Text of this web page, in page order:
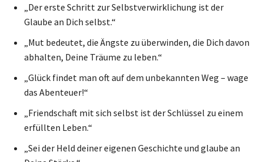
„Der erste Schritt zur Selbstverwirklichung ist der
Glaube an Dich selbst.“
„Mut bedeutet, die Ängste zu überwinden, die Dich davon
abhalten, Deine Träume zu leben.“
„Glück findet man oft auf dem unbekannten Weg – wage
das Abenteuer!“
„Friendschaft mit sich selbst ist der Schlüssel zu einem
erfüllten Leben.“
„Sei der Held deiner eigenen Geschichte und glaube an